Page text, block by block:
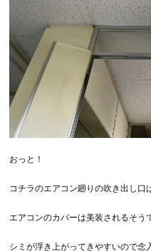
おっと！
コチラのエアコン廻りの吹き出し口
エアコンのカバーは美装されるそう
シミが浮き上がってきやすいので念